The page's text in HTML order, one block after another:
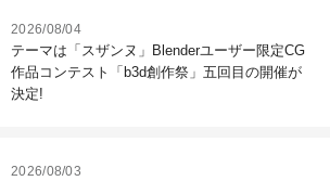
2026/08/04
テーマは「スザンヌ」Blenderユーザー限定CG
作品コンテスト「b3d創作祭」五回目の開催が
決定!
2026/08/03